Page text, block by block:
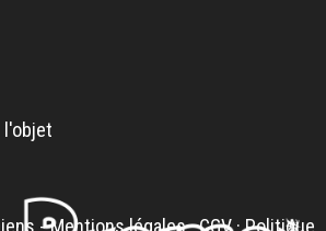
l'objet
-Mentions légales·CGV·Politique